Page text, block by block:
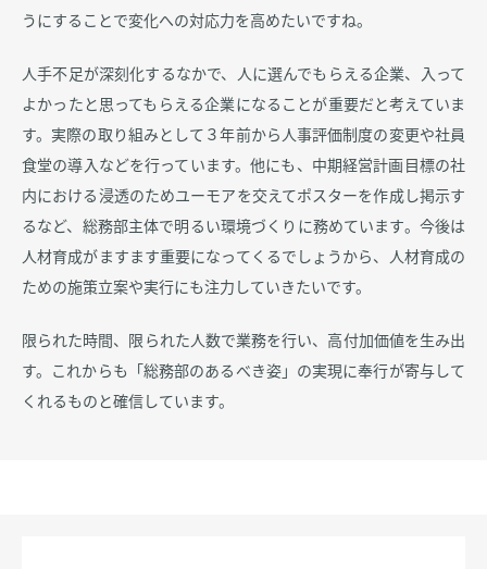
うにすることで変化への対応力を高めたいですね。
人手不足が深刻化するなかで、人に選んでもらえる企業、入って
よかったと思ってもらえる企業になることが重要だと考えていま
す。実際の取り組みとして３年前から人事評価制度の変更や社員
食堂の導入などを行っています。他にも、中期経営計画目標の社
内における浸透のためユーモアを交えてポスターを作成し掲示す
るなど、総務部主体で明るい環境づくりに務めています。今後は
人材育成がますます重要になってくるでしょうから、人材育成の
ための施策立案や実行にも注力していきたいです。
限られた時間、限られた人数で業務を行い、高付加価値を生み出
す。これからも「総務部のあるべき姿」の実現に奉行が寄与して
くれるものと確信しています。